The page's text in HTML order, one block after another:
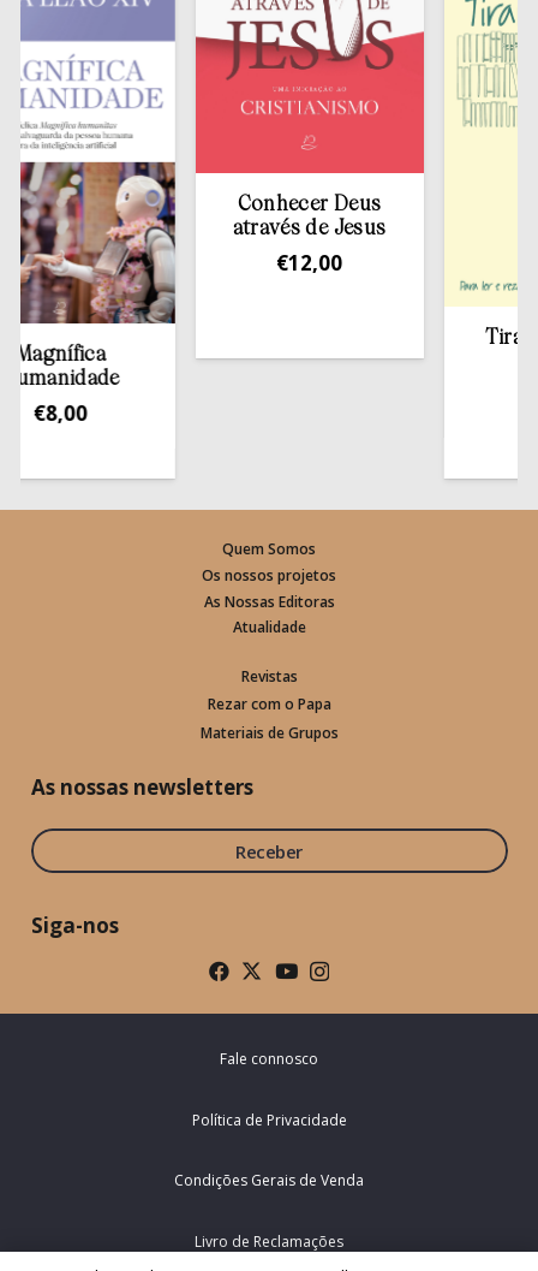
Conhecer Deus
através de Jesus
12,00
Tirar a
Quem Somos
Os nossos projetos
As Nossas Editoras
Atualidade
Revistas
Rezar com o Papa
Materiais de Grupos
As nossas newsletters
Receber
Siga-nos
Fale connosco
Política de Privacidade
Condições Gerais de Venda
Livro de Reclamações